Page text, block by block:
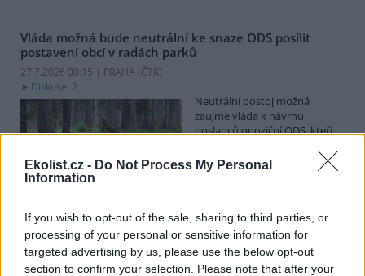
Ekolist.cz - Do Not Process My Personal
Information
If you wish to opt-out of the sale, sharing to third parties, or
processing of your personal or sensitive information for
targeted advertising by us, please use the below opt-out
section to confirm your selection. Please note that after your
Vláda možná bude neutrální ke snaze ODS posílit
postavení obcí v radách parků
27.7.2026 00:15 | PRAHA (ČTK)
Diskuse: 2
Neutrální postoj možná
zaujme vláda k návrhu
poslanců opoziční ODS, kteří
zástupců obcí a krajů v radách
národních parků. Vyplývá to z předkládací zprávy na vládním
lhůtě nedodalo. Kabinet se má novelou zabývat v pondělí. Jeho
postoj bude doporučením pro Sněmovnu, v níž má vládní koalice
většinu.